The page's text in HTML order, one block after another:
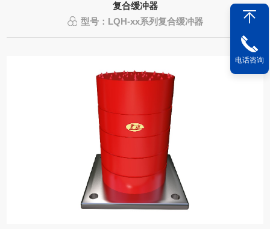
复合缓冲器
型号：LQH-xx系列复合缓冲器
电话咨询